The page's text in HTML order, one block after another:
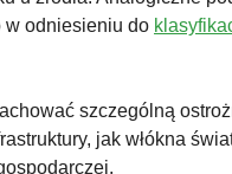
w odniesieniu do
szczególną
jak włókna